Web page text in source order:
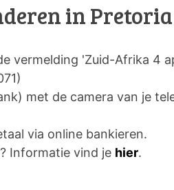
in Pretoria
vermelding 'Zuid-Afrika 4
met de camera van je
via online bankieren.
Informatie vind je hier.